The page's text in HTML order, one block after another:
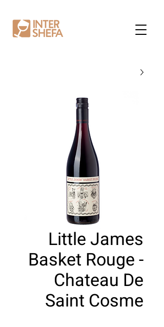
Little James
Basket Rouge -
Chateau De
Saint Cosme